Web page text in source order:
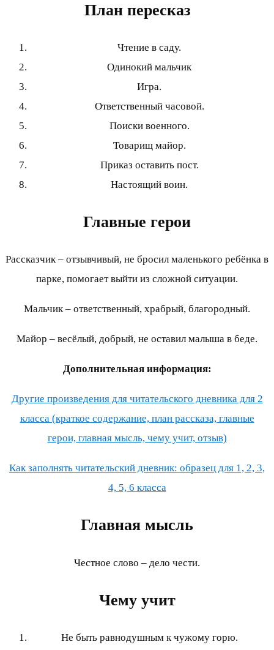
План пересказ
Чтение в саду.
Одинокий мальчик
Игра.
Ответственный часовой.
Поиски военного.
Товарищ майор.
Приказ оставить пост.
Настоящий воин.
Главные герои
Рассказчик – отзывчивый, не бросил маленького ребёнка в
парке, помогает выйти из сложной ситуации.
Мальчик – ответственный, храбрый, благородный.
Майор – весёлый, добрый, не оставил малыша в беде.
Дополнительная информация:
Другие произведения для читательского дневника для 2
класса (краткое содержание, план рассказа, главные
герои, главная мысль, чему учит, отзыв)
Как заполнять читательский дневник: образец для 1, 2, 3,
4, 5, 6 класса
Главная мысль
Честное слово – дело чести.
Чему учит
Не быть равнодушным к чужому горю.